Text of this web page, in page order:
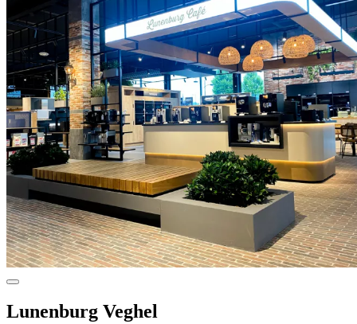
Lunenburg Veghel